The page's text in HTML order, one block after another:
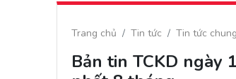
Trang chủ Tin tức Tin tức chung
Bản tin TCKD ngày